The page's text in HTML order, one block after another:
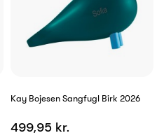
Kay Bojesen Sangfugl Birk 2026
499,95 kr.